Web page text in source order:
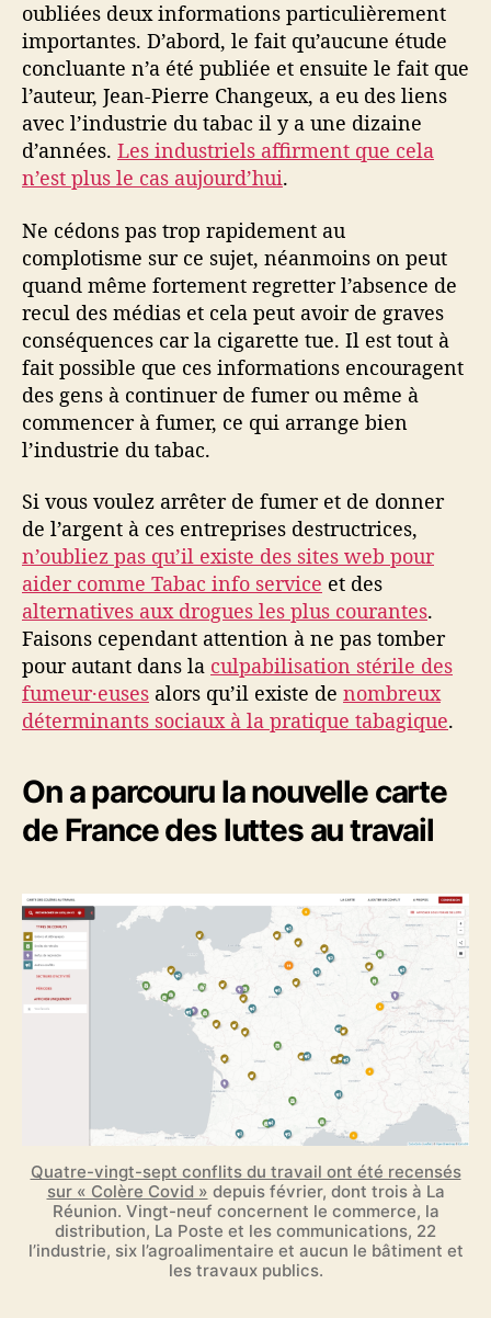
oubliées deux informations particulièrement
importantes. D’abord, le fait qu’aucune étude
concluante n’a été publiée et ensuite le fait que
l’auteur, Jean-Pierre Changeux, a eu des liens
avec l’industrie du tabac il y a une dizaine
d’années. Les industriels affirment que cela
n’est plus le cas aujourd’hui.
Ne cédons pas trop rapidement au
complotisme sur ce sujet, néanmoins on peut
quand même fortement regretter l’absence de
recul des médias et cela peut avoir de graves
conséquences car la cigarette tue. Il est tout à
fait possible que ces informations encouragent
des gens à continuer de fumer ou même à
commencer à fumer, ce qui arrange bien
l’industrie du tabac.
Si vous voulez arrêter de fumer et de donner
de l’argent à ces entreprises destructrices,
n’oubliez pas qu’il existe des sites web pour
aider comme Tabac info service et des
alternatives aux drogues les plus courantes.
Faisons cependant attention à ne pas tomber
pour autant dans la culpabilisation stérile des
fumeur·euses alors qu’il existe de nombreux
déterminants sociaux à la pratique tabagique.
On a parcouru la nouvelle carte
de France des luttes au travail
Quatre-vingt-sept conflits du travail ont été recensés
sur « Colère Covid » depuis février, dont trois à La
Réunion. Vingt-neuf concernent le commerce, la
distribution, La Poste et les communications, 22
l’industrie, six l’agroalimentaire et aucun le bâtiment et
les travaux publics.